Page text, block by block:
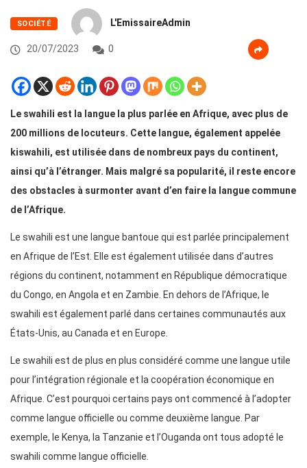
SOCIÉTÉ L'EmissaireAdmin
20/07/2023 0
Le swahili est la langue la plus parlée en Afrique, avec plus de
200 millions de locuteurs. Cette langue, également appelée
kiswahili, est utilisée dans de nombreux pays du continent,
ainsi qu’à l’étranger. Mais malgré sa popularité, il reste encore
des obstacles à surmonter avant d’en faire la langue commune
de l’Afrique.
Le swahili est une langue bantoue qui est parlée principalement
en Afrique de l’Est. Elle est également utilisée dans d’autres
régions du continent, notamment en République démocratique
du Congo, en Angola et en Zambie. En dehors de l’Afrique, le
swahili est également parlé dans certaines communautés aux
États-Unis, au Canada et en Europe.
Le swahili est de plus en plus considéré comme une langue utile
pour l’intégration régionale et la coopération économique en
Afrique. C’est pourquoi certains pays ont commencé à l’adopter
comme langue officielle ou comme deuxième langue. Par
exemple, le Kenya, la Tanzanie et l’Ouganda ont tous adopté le
swahili comme langue officielle.